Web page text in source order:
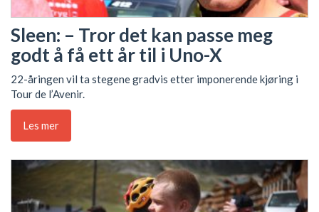
Sleen: – Tror det kan passe meg
godt å få ett år til i Uno-X
22-åringen vil ta stegene gradvis etter imponerende kjøring i
Tour de l’Avenir.
Les mer